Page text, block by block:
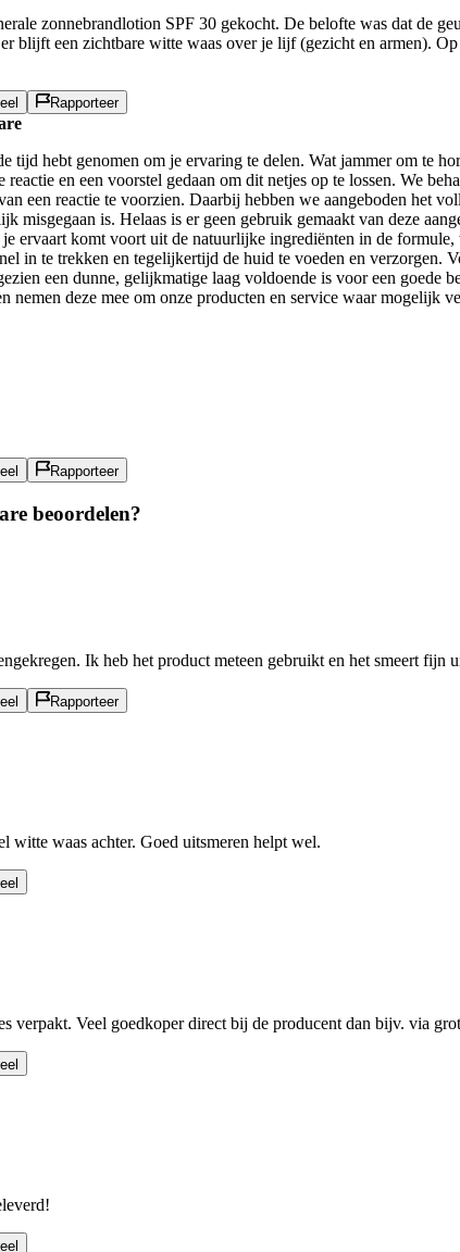
zonnebrandlotion SPF 30 gekocht. De belofte was dat de
blijft een zichtbare witte waas over je lijf (gezicht en armen).
Rapporteer
tijd hebt genomen om je ervaring te delen. Wat jammer om te
reactie en een voorstel gedaan om dit netjes op te lossen. We
een reactie te voorzien. Daarbij hebben we aangeboden het
misgegaan is. Helaas is er geen gebruik gemaakt van deze
ervaart komt voort uit de natuurlijke ingrediënten in de
in te trekken en tegelijkertijd de huid te voeden en verzorgen.
een dunne, gelijkmatige laag voldoende is voor een
nemen deze mee om onze producten en service waar mogelijk
Rapporteer
beoordelen?
Ik heb het product meteen gebruikt en het smeert
Rapporteer
witte waas achter. Goed uitsmeren helpt wel.
verpakt. Veel goedkoper direct bij de producent dan bijv. via